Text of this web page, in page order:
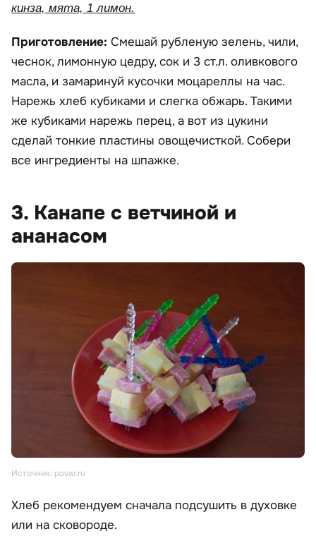
кинза, мята, 1 лимон.
Приготовление: Смешай рубленую зелень, чили,
чеснок, лимонную цедру, сок и 3 ст.л. оливкового
масла, и замаринуй кусочки моцареллы на час.
Нарежь хлеб кубиками и слегка обжарь. Такими
же кубиками нарежь перец, а вот из цукини
сделай тонкие пластины овощечисткой. Собери
все ингредиенты на шпажке.
3. Канапе с ветчиной и
ананасом
Источник: povar.ru
Хлеб рекомендуем сначала подсушить в духовке
или на сковороде.